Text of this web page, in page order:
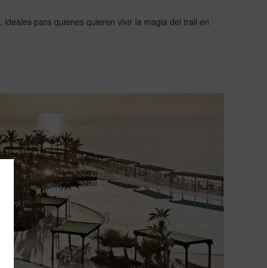
, ideales para quienes quieren vivir la magia del trail en